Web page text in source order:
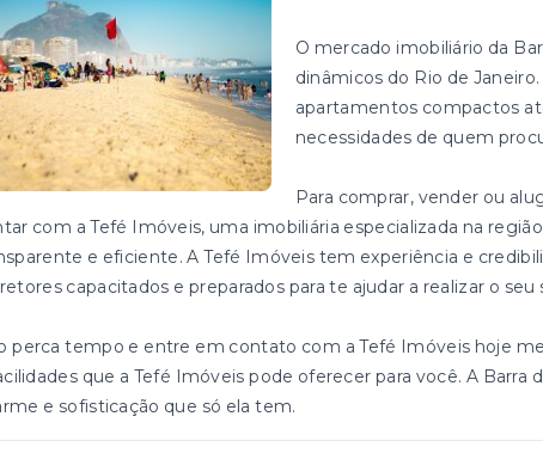
O mercado imobiliário da
dinâmicos do Rio de
apartamentos compactos
necessidades de quem
Para comprar, vender ou
com a Tefé Imóveis, uma imobiliária especializada na
e eficiente. A Tefé Imóveis tem experiência e
capacitados e preparados para te ajudar a realizar o seu
perca tempo e entre em contato com a Tefé Imóveis hoje
que a Tefé Imóveis pode oferecer para você. A Barra
e sofisticação que só ela tem.